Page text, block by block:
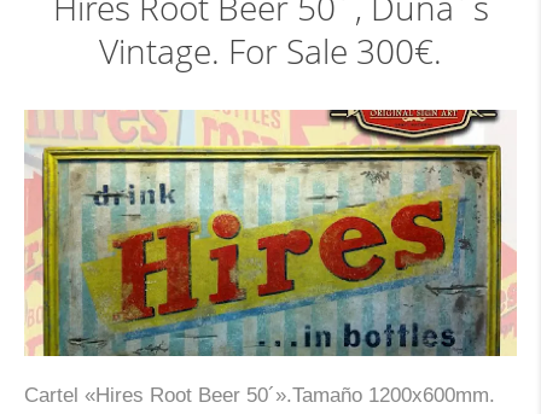
Vintage. For Sale 300€.
Cartel «Hires Root Beer 50´».Tamaño 1200x600mm.